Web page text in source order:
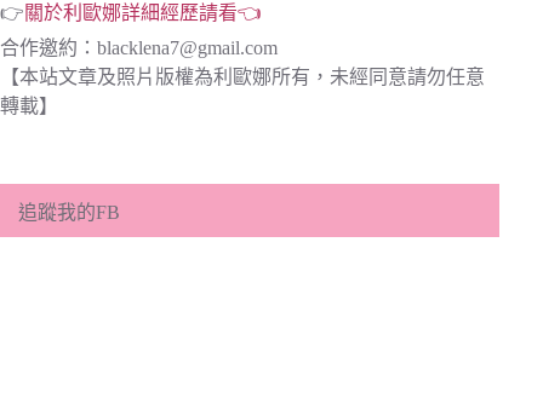
👉關於利歐娜詳細經歷請看👈
合作邀約： blacklena7@gmail.com
【本站文章及照片版權為利歐娜所有，未經同意請勿任意
轉載】
追蹤我的FB